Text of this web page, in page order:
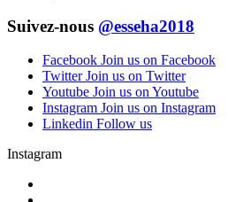
Suivez-nous @esseha2018
Facebook Join us on Facebook
Twitter Join us on Twitter
Youtube Join us on Youtube
Instagram Join us on Instagram
Linkedin Follow us
Instagram